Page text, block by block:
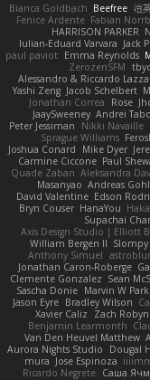
Bianca Goldbach Beefree 治
Fenice Ardente Fabian
HARRISON PARKER
Iulian-Eduard Varvara Jack
paul paviot Emma Reynolds
ZerozenSFM
Alessandro & Riccardo
Yashi Zeng Jacob Schelbert
Jonathan Correa
Rose
JaaySweeney Andrei
Peter Jessiman
Nikki Navaille
Sprague Williams
Joshua Conard
Mike Dyer
Carmine Ciccone Paul
Quade Zaban Aleksandra
Masanyao Andreas Gohl
David Valentine Edson
Bryn Couser HanaYou
Supachai
Axis Design Studio | Elliott
William Bergen II Slompy
Anthony Simuel astroblur
Jonathan Caron-Roberge
Clemente Gonzalez Sean
Sascha Donie Marvin W
Jason Eyre Bradley Wilson
Xavier Caliz
Zach Robyn
Benjamin Learmonth
Van Den Heuvel Matthew
Aurora Nights Studio
Dougal
mura Jose Espinoza
Ricardo Negrete Саша